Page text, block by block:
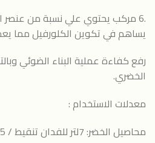
.6 مركب يحتوي علي نسبة من عنصر
يساهم في تكوين الكلورفيل مما
رفع كفاءة عملية البناء الضوئي
الخضري.
معدلات الاستخدام :
محاصيل الخضر: 7لتر للفدان تنقيط / 25لتر للفدان غمر